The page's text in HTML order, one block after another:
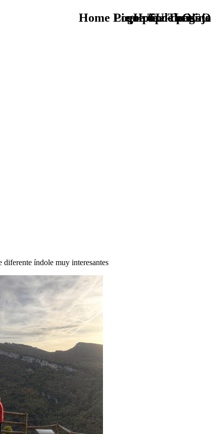
TU - LOGO
índole muy interesantes
que tipo de viaje
Home Logo pie de página
Pie Home Turismo